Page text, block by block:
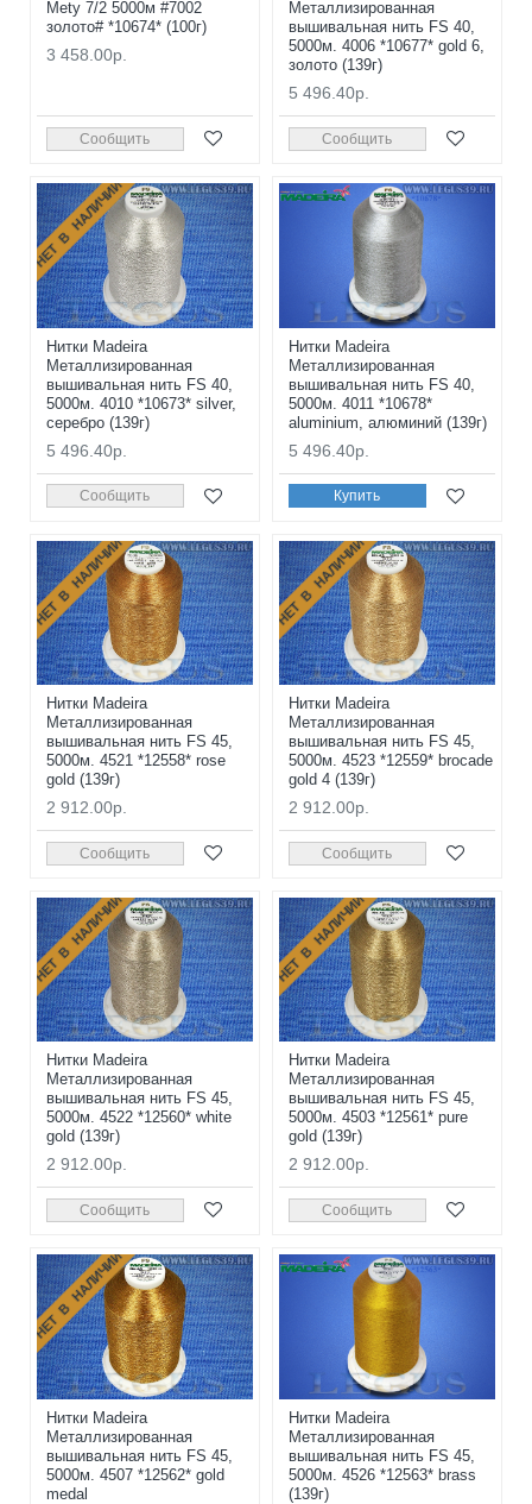
Mety 7/2 5000м #7002
золото# *10674* (100г)
3 458.00р.
Сообщить
Металлизированная
вышивальная нить FS 40,
5000м. 4006 *10677* gold 6,
золото (139г)
5 496.40р.
Сообщить
НЕТ В НАЛИЧИИ
Нитки Madeira
Металлизированная
вышивальная нить FS 40,
5000м. 4010 *10673* silver,
серебро (139г)
5 496.40р.
Сообщить
Нитки Madeira
Металлизированная
вышивальная нить FS 40,
5000м. 4011 *10678*
aluminium, алюминий (139г)
5 496.40р.
Купить
НЕТ В НАЛИЧИИ
Нитки Madeira
Металлизированная
вышивальная нить FS 45,
5000м. 4521 *12558* rose
gold (139г)
2 912.00р.
Сообщить
НЕТ В НАЛИЧИИ
Нитки Madeira
Металлизированная
вышивальная нить FS 45,
5000м. 4523 *12559* brocade
gold 4 (139г)
2 912.00р.
Сообщить
НЕТ В НАЛИЧИИ
Нитки Madeira
Металлизированная
вышивальная нить FS 45,
5000м. 4522 *12560* white
gold (139г)
2 912.00р.
Сообщить
НЕТ В НАЛИЧИИ
Нитки Madeira
Металлизированная
вышивальная нить FS 45,
5000м. 4503 *12561* pure
gold (139г)
2 912.00р.
Сообщить
НЕТ В НАЛИЧИИ
Нитки Madeira
Металлизированная
вышивальная нить FS 45,
5000м. 4507 *12562* gold
medal
Нитки Madeira
Металлизированная
вышивальная нить FS 45,
5000м. 4526 *12563* brass
(139г)